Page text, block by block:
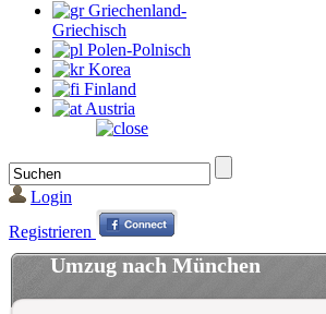
Griechenland-
Griechisch
Polen-Polnisch
Korea
Finland
Austria
Login
Registrieren
Umzug nach München